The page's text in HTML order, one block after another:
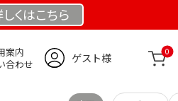
くはこちら
案内
合わせ
ゲスト様 0